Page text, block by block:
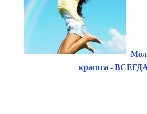
красота -